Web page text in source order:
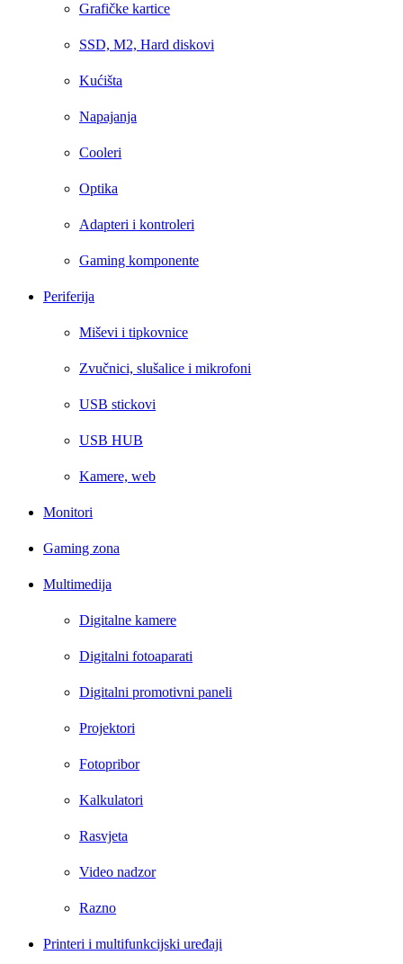
Grafičke kartice
SSD, M2, Hard diskovi
Kućišta
Napajanja
Cooleri
Optika
Adapteri i kontroleri
Gaming komponente
Periferija
Miševi i tipkovnice
Zvučnici, slušalice i mikrofoni
USB stickovi
USB HUB
Kamere, web
Monitori
Gaming zona
Multimedija
Digitalne kamere
Digitalni fotoaparati
Digitalni promotivni paneli
Projektori
Fotopribor
Kalkulatori
Rasvjeta
Video nadzor
Razno
Printeri i multifunkcijski uređaji